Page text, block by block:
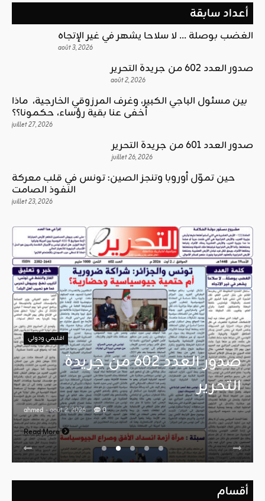
أعداد سابقة
الغضب بوصلة … لا سلاحا يشهر في غير الإتجاه
août 3, 2026
صدور العدد 602 من جريدة التحرير
août 2, 2026
بين مسئول الباجي الكبير، وغرف المرزوقي الخارجية، ماذا
أخفى عنا بقية رؤساء، حكمونا؟؟
juillet 27, 2026
صدور العدد 601 من جريدة التحرير
juillet 26, 2026
حين تموّل أوروبا وتنجز الصين: تونس في قلب معركة
النفوذ الصامت
juillet 23, 2026
اقليمي ودولي
صدور العدد 602 من جريدة
التحرير
ahmed - août 2, 2026 0
Read More
أقسام